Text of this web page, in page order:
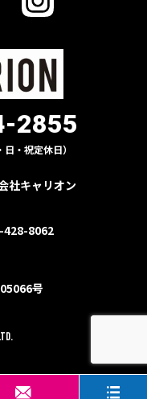
2855
・祝定休日）
社キャリオン
428-8062
号